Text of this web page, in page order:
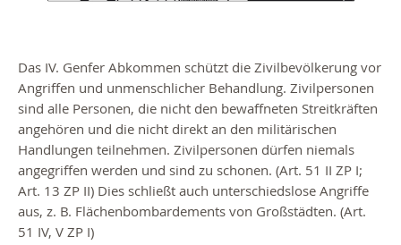
Das IV. Genfer Abkommen schützt die Zivilbevölkerung vor
Angriffen und unmenschlicher Behandlung. Zivilpersonen
sind alle Personen, die nicht den bewaffneten Streitkräften
angehören und die nicht direkt an den militärischen
Handlungen teilnehmen. Zivilpersonen dürfen niemals
angegriffen werden und sind zu schonen. (Art. 51 II ZP I;
Art. 13 ZP II) Dies schließt auch unterschiedslose Angriffe
aus, z. B. Flächenbombardements von Großstädten. (Art.
51 IV, V ZP I)